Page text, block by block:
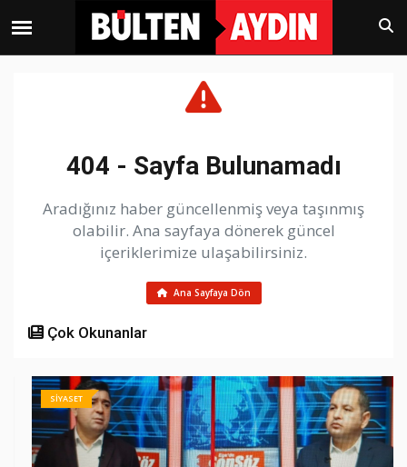
404 - Sayfa Bulunamadı
Aradığınız haber güncellenmiş veya taşınmış
olabilir. Ana sayfaya dönerek güncel
içeriklerimize ulaşabilirsiniz.
Ana Sayfaya Dön
Çok Okunanlar
SİYASET